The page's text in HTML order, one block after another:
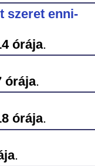
szeret enni-
órája.
órája.
órája.
.